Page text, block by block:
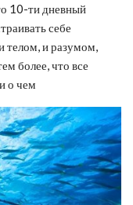
10-ти дневный
себе
телом, и разумом,
более, что все
о чем